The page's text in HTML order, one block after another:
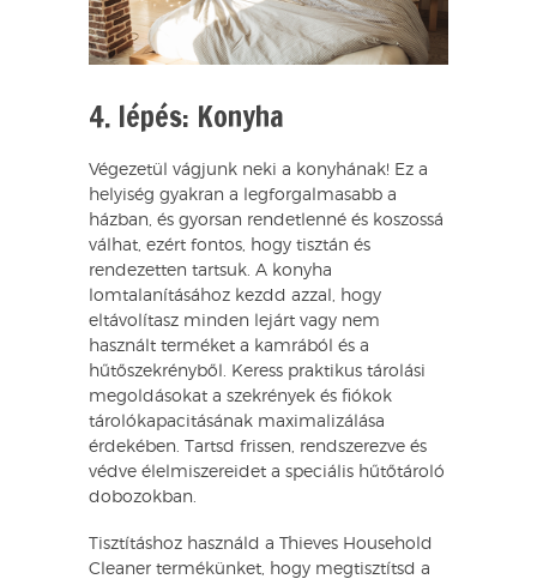
4. lépés: Konyha
Végezetül vágjunk neki a konyhának! Ez a
helyiség gyakran a legforgalmasabb a
házban, és gyorsan rendetlenné és koszossá
válhat, ezért fontos, hogy tisztán és
rendezetten tartsuk. A konyha
lomtalanításához kezdd azzal, hogy
eltávolítasz minden lejárt vagy nem
használt terméket a kamrából és a
hűtőszekrényből. Keress praktikus tárolási
megoldásokat a szekrények és fiókok
tárolókapacitásának maximalizálása
érdekében. Tartsd frissen, rendszerezve és
védve élelmiszereidet a speciális hűtőtároló
dobozokban.
Tisztításhoz használd a Thieves Household
Cleaner termékünket, hogy megtisztítsd a